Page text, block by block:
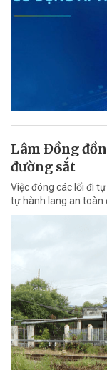
Lâm Đồng
đường sắt
Việc đóng các lối đi
tự hành lang an toàn